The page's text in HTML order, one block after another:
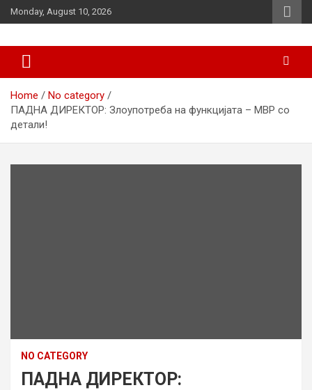
Skip
to
Monday, August 10, 2026
d7-news.com
Home
No category
ПАДНА ДИРЕКТОР: Злоупотреба на функцијата – МВР со
детали!
NO CATEGORY
ПАДНА ДИРЕКТОР: